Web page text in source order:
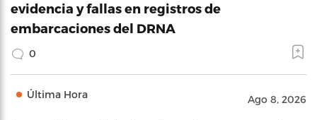
evidencia y fallas en registros de
embarcaciones del DRNA
0
Última Hora Ago 8, 2026